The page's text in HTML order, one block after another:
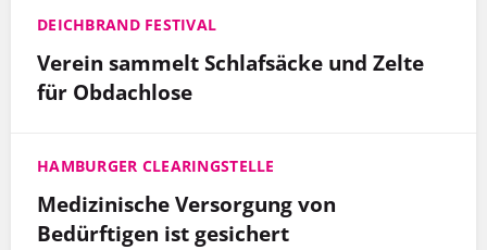
DEICHBRAND FESTIVAL
Verein sammelt Schlafsäcke und Zelte
für Obdachlose
HAMBURGER CLEARINGSTELLE
Medizinische Versorgung von
Bedürftigen ist gesichert